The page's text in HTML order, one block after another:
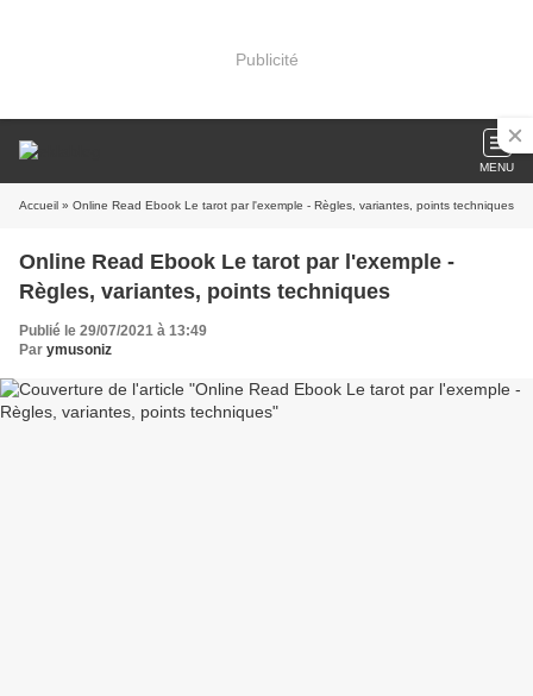
Publicité
MENU
Accueil » Online Read Ebook Le tarot par l'exemple - Règles, variantes, points techniques
Online Read Ebook Le tarot par l'exemple -
Règles, variantes, points techniques
Publié le 29/07/2021 à 13:49
Par ymusoniz